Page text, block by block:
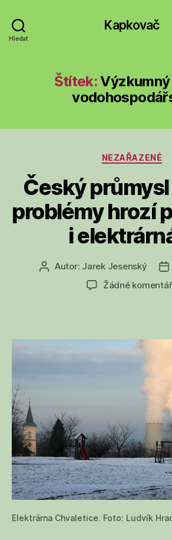
Hledat
Kapkovač
Štítek:
Rubriky
NEZAŘAZENÉ
Český průmysl
problémy hrozí
i
AutorAutor: Jarek Jesenský
Žádné
Elektrárna Chvaletice. Foto: Ludvík